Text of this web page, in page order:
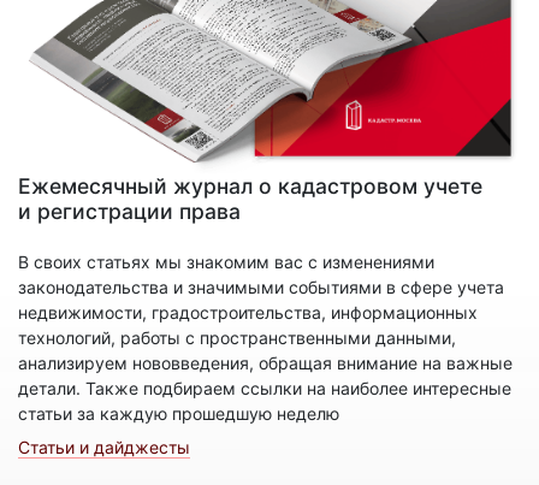
Ежемесячный журнал о кадастровом учете
и регистрации права
В своих статьях мы знакомим вас с изменениями
законодательства и значимыми событиями в сфере учета
недвижимости, градостроительства, информационных
технологий, работы с пространственными данными,
анализируем нововведения, обращая внимание на важные
детали. Также подбираем ссылки на наиболее интересные
статьи за каждую прошедшую неделю
Статьи и дайджесты